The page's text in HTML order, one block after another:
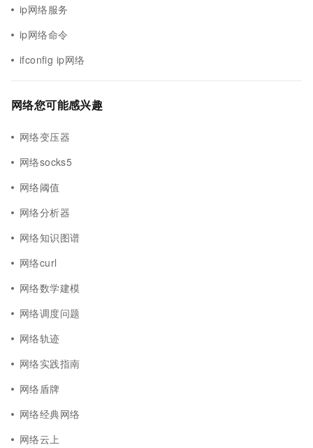
ip网络服务
ip网络命令
ifconfig ip网络
网络您可能感兴趣
网络变压器
网络socks5
网络阈值
网络分析器
网络知识图谱
网络curl
网络数学建模
网络调度问题
网络轨迹
网络实践指南
网络盾牌
网络经典网络
网络云上